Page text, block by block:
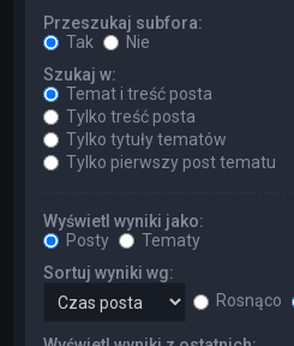
Przeszukaj subfora:
Tak
Nie
Szukaj w:
Temat i treść posta
Tylko treść posta
Tylko tytuły tematów
Tylko pierwszy post tematu
Wyświetl wyniki jako:
Posty
Tematy
Sortuj wyniki wg:
Rosnąco